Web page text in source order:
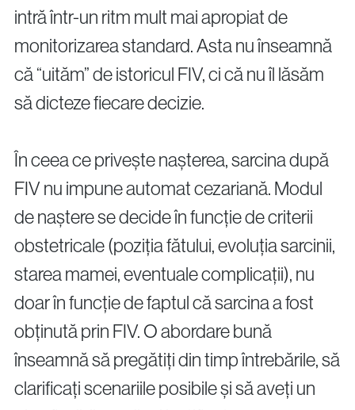
intră într-un ritm mult mai apropiat de
monitorizarea standard. Asta nu înseamnă
că “uităm” de istoricul FIV, ci că nu îl lăsăm
să dicteze fiecare decizie.
În ceea ce privește nașterea, sarcina după
FIV nu impune automat cezariană. Modul
de naștere se decide în funcție de criterii
obstetricale (poziția fătului, evoluția sarcinii,
starea mamei, eventuale complicații), nu
doar în funcție de faptul că sarcina a fost
obținută prin FIV. O abordare bună
înseamnă să pregătiți din timp întrebările, să
clarificați scenariile posibile și să aveți un